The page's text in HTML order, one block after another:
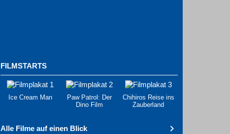
FILMSTARTS
Ice Cream Man
Paw Patrol: Der
Dino Film
Chihiros Reise ins
Zauberland
Alle Filme auf einen Blick